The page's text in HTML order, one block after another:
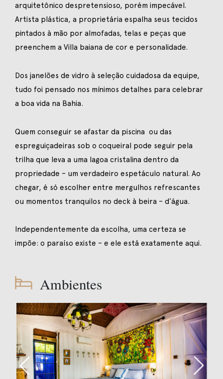
arquitetônico despretensioso, porém impecável.
Artista plástica, a proprietária espalha seus tecidos
pintados à mão por almofadas, telas e peças que
preenchem a Villa baiana de cor e personalidade.
Dos janelões de vidro à seleção cuidadosa da equipe,
tudo foi pensado nos mínimos detalhes para celebrar
a boa vida na Bahia.
Quem conseguir se afastar da piscina ou das
espreguiçadeiras sob o coqueiral pode seguir pela
trilha que leva a uma lagoa cristalina dentro da
propriedade – um verdadeiro espetáculo natural. Ao
chegar, é só escolher entre mergulhos refrescantes
ou momentos tranquilos no deck à beira – d’água.
Independentemente da escolha, uma certeza se
impõe: o paraíso existe – e ele está exatamente aqui.
Ambientes